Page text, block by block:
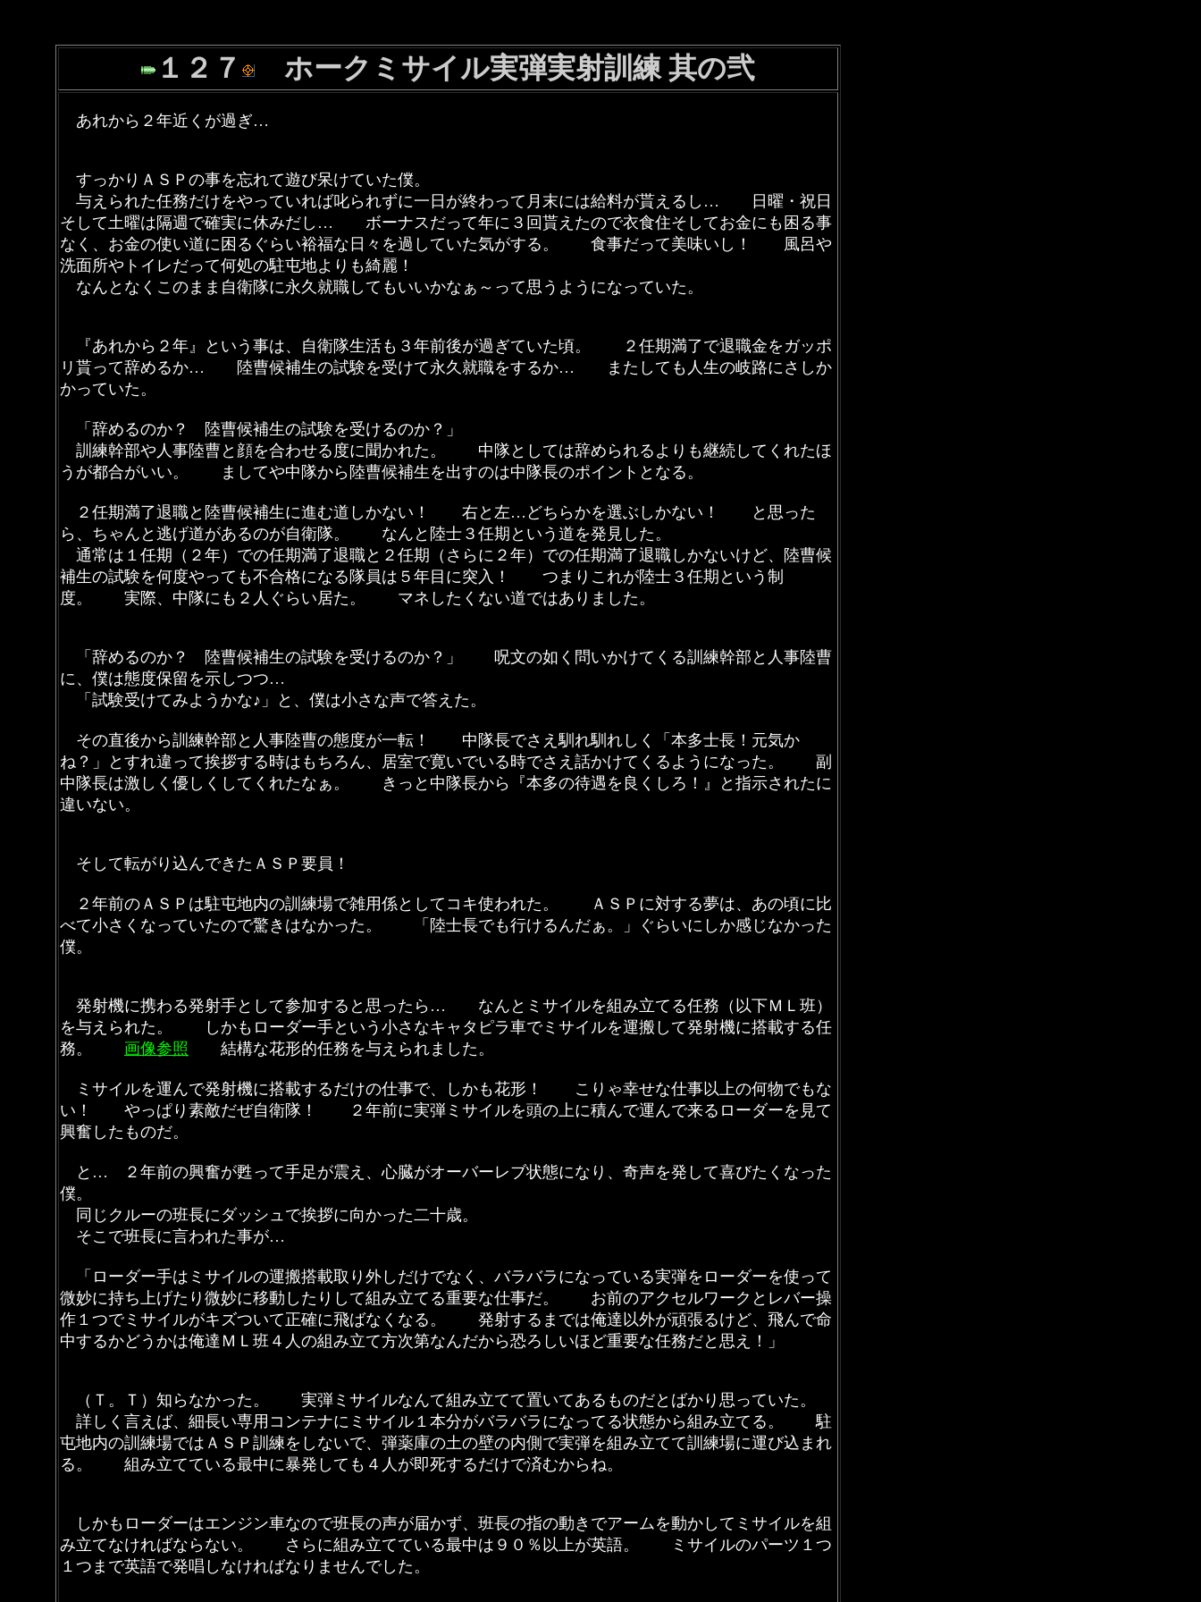
１２７ ホークミサイル実弾実射訓練 其の弐
あれから２年近くが過ぎ…
すっかりＡＳＰの事を忘れて遊び呆けていた僕。
与えられた任務だけをやっていれば叱られずに一日が終わって月末には給料が貰えるし… 日曜・祝日
そして土曜は隔週で確実に休みだし… ボーナスだって年に３回貰えたので衣食住そしてお金にも困る事
なく、お金の使い道に困るぐらい裕福な日々を過していた気がする。 食事だって美味いし！ 風呂や
洗面所やトイレだって何処の駐屯地よりも綺麗！
なんとなくこのまま自衛隊に永久就職してもいいかなぁ～って思うようになっていた。
『あれから２年』という事は、自衛隊生活も３年前後が過ぎていた頃。 ２任期満了で退職金をガッポ
リ貰って辞めるか… 陸曹候補生の試験を受けて永久就職をするか… またしても人生の岐路にさしか
かっていた。
「辞めるのか？ 陸曹候補生の試験を受けるのか？」
訓練幹部や人事陸曹と顔を合わせる度に聞かれた。 中隊としては辞められるよりも継続してくれたほ
うが都合がいい。 ましてや中隊から陸曹候補生を出すのは中隊長のポイントとなる。
２任期満了退職と陸曹候補生に進む道しかない！ 右と左…どちらかを選ぶしかない！ と思った
ら、ちゃんと逃げ道があるのが自衛隊。 なんと陸士３任期という道を発見した。
通常は１任期（２年）での任期満了退職と２任期（さらに２年）での任期満了退職しかないけど、陸曹候
補生の試験を何度やっても不合格になる隊員は５年目に突入！ つまりこれが陸士３任期という制
度。 実際、中隊にも２人ぐらい居た。 マネしたくない道ではありました。
「辞めるのか？ 陸曹候補生の試験を受けるのか？」 呪文の如く問いかけてくる訓練幹部と人事陸曹
に、僕は態度保留を示しつつ…
「試験受けてみようかな♪」と、僕は小さな声で答えた。
その直後から訓練幹部と人事陸曹の態度が一転！ 中隊長でさえ馴れ馴れしく「本多士長！元気か
ね？」とすれ違って挨拶する時はもちろん、居室で寛いでいる時でさえ話かけてくるようになった。 副
中隊長は激しく優しくしてくれたなぁ。 きっと中隊長から『本多の待遇を良くしろ！』と指示されたに
違いない。
そして転がり込んできたＡＳＰ要員！
２年前のＡＳＰは駐屯地内の訓練場で雑用係としてコキ使われた。 ＡＳＰに対する夢は、あの頃に比
べて小さくなっていたので驚きはなかった。 「陸士長でも行けるんだぁ。」ぐらいにしか感じなかった
僕。
発射機に携わる発射手として参加すると思ったら… なんとミサイルを組み立てる任務（以下ＭＬ班）
を与えられた。 しかもローダー手という小さなキャタピラ車でミサイルを運搬して発射機に搭載する任
務。 画像参照 結構な花形的任務を与えられました。
ミサイルを運んで発射機に搭載するだけの仕事で、しかも花形！ こりゃ幸せな仕事以上の何物でもな
い！ やっぱり素敵だぜ自衛隊！ ２年前に実弾ミサイルを頭の上に積んで運んで来るローダーを見て
興奮したものだ。
と… ２年前の興奮が甦って手足が震え、心臓がオーバーレブ状態になり、奇声を発して喜びたくなった
僕。
同じクルーの班長にダッシュで挨拶に向かった二十歳。
そこで班長に言われた事が…
「ローダー手はミサイルの運搬搭載取り外しだけでなく、バラバラになっている実弾をローダーを使って
微妙に持ち上げたり微妙に移動したりして組み立てる重要な仕事だ。 お前のアクセルワークとレバー操
作１つでミサイルがキズついて正確に飛ばなくなる。 発射するまでは俺達以外が頑張るけど、飛んで命
中するかどうかは俺達ＭＬ班４人の組み立て方次第なんだから恐ろしいほど重要な任務だと思え！」
（Ｔ。Ｔ）知らなかった。 実弾ミサイルなんて組み立てて置いてあるものだとばかり思っていた。
詳しく言えば、細長い専用コンテナにミサイル１本分がバラバラになってる状態から組み立てる。 駐
屯地内の訓練場ではＡＳＰ訓練をしないで、弾薬庫の土の壁の内側で実弾を組み立てて訓練場に運び込まれ
る。 組み立てている最中に暴発しても４人が即死するだけで済むからね。
しかもローダーはエンジン車なので班長の声が届かず、班長の指の動きでアームを動かしてミサイルを組
み立てなければならない。 さらに組み立てている最中は９０％以上が英語。 ミサイルのパーツ１つ
１つまで英語で発唱しなければなりませんでした。